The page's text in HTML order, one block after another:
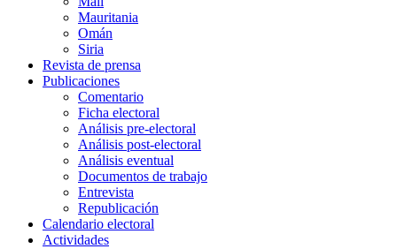
Mauritania
Omán
Siria
Revista de prensa
Publicaciones
Comentario
Ficha electoral
Análisis pre-electoral
Análisis post-electoral
Análisis eventual
Documentos de trabajo
Entrevista
Republicación
Calendario electoral
Actividades